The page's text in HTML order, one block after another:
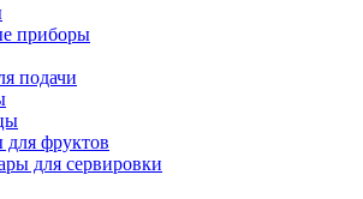
приборы
подачи
фруктов
для сервировки